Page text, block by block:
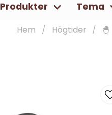
Produkter Tema
Hem Högtider